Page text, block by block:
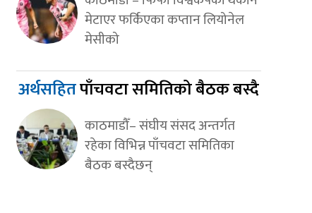
मेटाएर फर्किएका कप्तान लियोनेल
मेसीको
अर्थसहितपाँचवटा समितिको बैठक बस्दै
काठमाडौँ– संघीय संसद अन्तर्गत
रहेका विभिन्न पाँचवटा समितिका
बैठक बस्दैछन्